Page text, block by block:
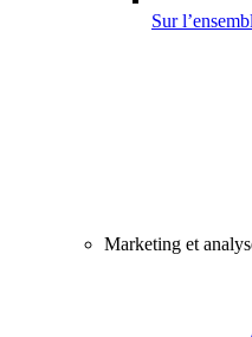
Sur
Marketing et